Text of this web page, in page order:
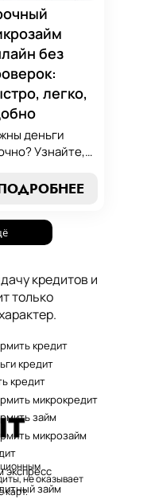
без
легко,
деньги
Узнайте,
проверок и
здесь и
кредитов и
только
кредит
кредит
кредит
микрокредит
займ
микрозайм
экспресс
займ
не оказывает
карт.